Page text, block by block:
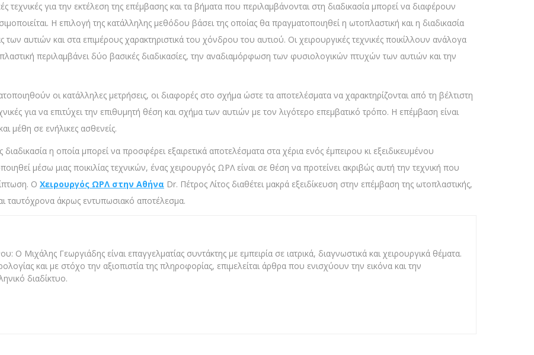
για την εκτέλεση της επέμβασης και τα βήματα που περιλαμβάνονται στη διαδικασία μπορεί να διαφέρουν
Η επιλογή της κατάλληλης μεθόδου βάσει της οποίας θα πραγματοποιηθεί η ωτοπλαστική και η διαδικασία
αυτιών και στα επιμέρους χαρακτηριστικά του χόνδρου του αυτιού. Οι χειρουργικές τεχνικές ποικίλλουν ανάλογα
περιλαμβάνει δύο βασικές διαδικασίες, την αναδιαμόρφωση των φυσιολογικών πτυχών των αυτιών και την
οι κατάλληλες μετρήσεις, οι διαφορές στο σχήμα ώστε τα αποτελέσματα να χαρακτηρίζονται από τη βέλτιστη
για να επιτύχει την επιθυμητή θέση και σχήμα των αυτιών με τον λιγότερο επεμβατικό τρόπο. Η επέμβαση είναι
μέθη σε ενήλικες ασθενείς.
η οποία μπορεί να προσφέρει εξαιρετικά αποτελέσματα στα χέρια ενός έμπειρου κι εξειδικευμένου
μέσω μιας ποικιλίας τεχνικών, ένας χειρουργός ΩΡΛ είναι σε θέση να προτείνει ακριβώς αυτή την τεχνική που
Ο Χειρουργός ΩΡΛ στην Αθήνα Dr. Πέτρος Λίτος διαθέτει μακρά εξειδίκευση στην επέμβαση της ωτοπλαστικής,
ταυτόχρονα άκρως εντυπωσιακό αποτέλεσμα.
Ο Μιχάλης Γεωργιάδης είναι επαγγελματίας συντάκτης με εμπειρία σε ιατρικά, διαγνωστικά και χειρουργικά θέματα.
και με στόχο την αξιοπιστία της πληροφορίας, επιμελείται άρθρα που ενισχύουν την εικόνα και την
διαδίκτυο.